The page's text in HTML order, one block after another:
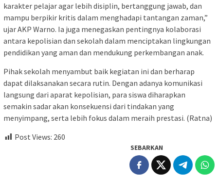
karakter pelajar agar lebih disiplin, bertanggung jawab, dan
mampu berpikir kritis dalam menghadapi tantangan zaman,”
ujar AKP Warno. Ia juga menegaskan pentingnya kolaborasi
antara kepolisian dan sekolah dalam menciptakan lingkungan
pendidikan yang aman dan mendukung perkembangan anak.
Pihak sekolah menyambut baik kegiatan ini dan berharap
dapat dilaksanakan secara rutin. Dengan adanya komunikasi
langsung dari aparat kepolisian, para siswa diharapkan
semakin sadar akan konsekuensi dari tindakan yang
menyimpang, serta lebih fokus dalam meraih prestasi. (Ratna)
Post Views: 260
SEBARKAN